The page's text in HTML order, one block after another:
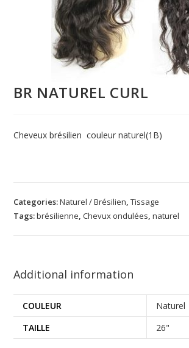
BR NATUREL CURL
Cheveux brésilien couleur naturel(1B)
Categories:Naturel / Brésilien,Tissage
Tags:brésilienne,Chevux ondulées,naturel
Additional information
COULEUR
Naturel
TAILLE
26"